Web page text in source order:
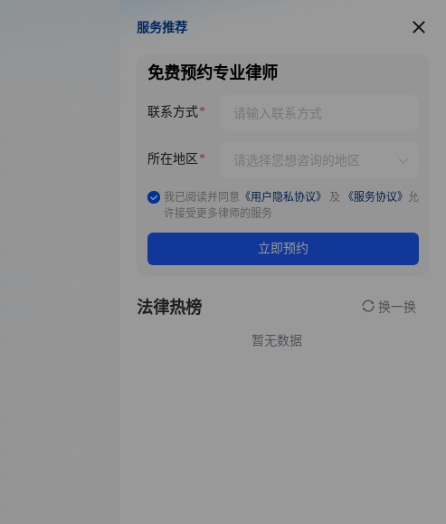
服务推荐
服务推荐
免费预约专业律师
联系方式
所在地区
我已阅读并同意 《用户隐私协议》 及 《服务协议》 允
许接受更多律师的服务
立即预约
法律热榜 换一换
暂无数据